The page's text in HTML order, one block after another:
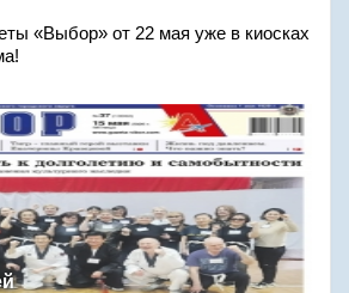
«Выбор» от 22 мая уже в киосках